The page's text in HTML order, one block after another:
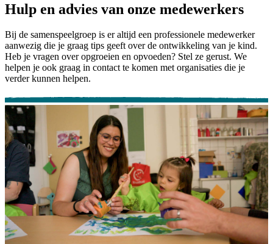
Hulp en advies van onze medewerkers
Bij de samenspeelgroep is er altijd een professionele medewerker
aanwezig die je graag tips geeft over de ontwikkeling van je kind.
Heb je vragen over opgroeien en opvoeden? Stel ze gerust. We
helpen je ook graag in contact te komen met organisaties die je
verder kunnen helpen.